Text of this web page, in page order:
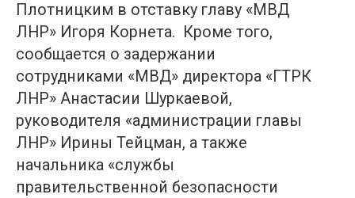
Плотницким в отставку главу «МВД
ЛНР» Игоря Корнета. Кроме того,
сообщается о задержании
сотрудниками «МВД» директора «ГТРК
ЛНР» Анастасии Шуркаевой,
руководителя «администрации главы
ЛНР» Ирины Тейцман, а также
начальника «службы
правительственной безопасности